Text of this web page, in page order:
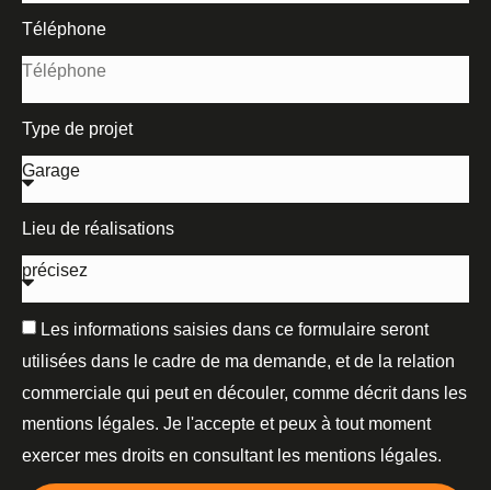
Téléphone
Type de projet
Lieu de réalisations
Les informations saisies dans ce formulaire seront
utilisées dans le cadre de ma demande, et de la relation
commerciale qui peut en découler, comme décrit dans les
mentions légales. Je l'accepte et peux à tout moment
exercer mes droits en consultant les mentions légales.